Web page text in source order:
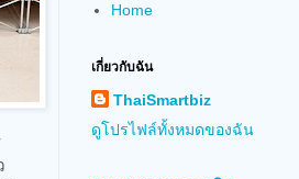
Home
เกี่ยวกับฉัน
ThaiSmartbiz
ดูโปรไฟล์ทั้งหมดของฉัน